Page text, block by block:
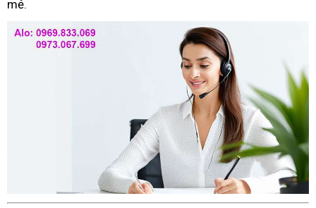
mẻ.